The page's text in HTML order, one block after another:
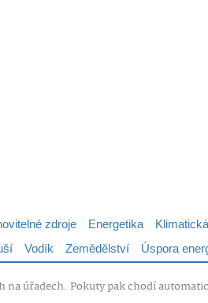
zdroje Energetika
Vodík Zemědělství Úspora
úřadech. Pokuty pak chodí